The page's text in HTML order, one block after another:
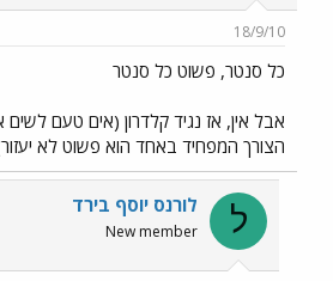
18/9/10
כל סנטר, פשוט כל סנטר
אבל אין, אז נגיד קלדרון (אים טעם
הצורך המפחיד באחד הוא פשוט לא
ל לורנס יוסף בירד
New member